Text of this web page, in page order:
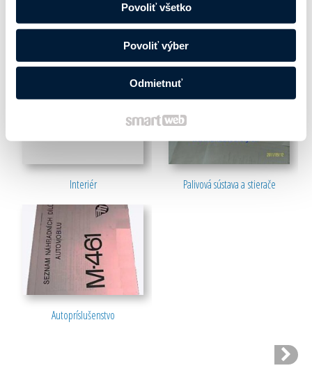
Interiér Palivová sústava a stierače
Autopríslušenstvo
Odmietnuť
Povoliť výber
Povoliť všetko